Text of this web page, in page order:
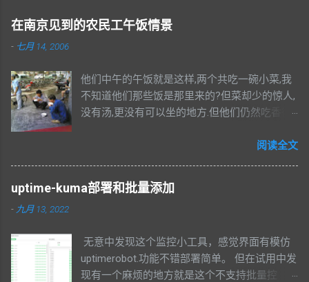
在南京见到的农民工午饭情景
- 七月 14, 2006
他们中午的午饭就是这样,两个共吃一碗小菜,我
不知道他们那些饭是那里来的?但菜却少的惊人,
没有汤,更没有可以坐的地方.但他们仍然吃香很
幅照片,鱼市口那里,离南京市中心很近.阅读全文
uptime-kuma部署和批量添加
- 九月 13, 2022
无意中发现这个监控小工具，感觉界面有模仿
uptimerobot.功能不错部署简单。 但在试用中发
现有一个麻烦的地方就是这个不支持批量控